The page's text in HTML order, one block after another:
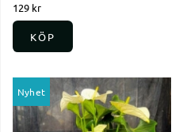
129 kr
KÖP
Nyhet